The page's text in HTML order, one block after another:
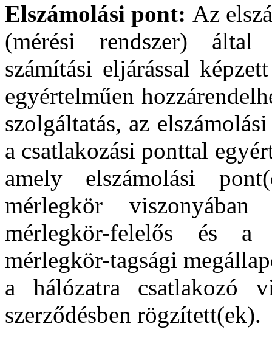
Elszámolási pont: Az
(mérési rendszer) által
számítási eljárással
egyértelműen
szolgáltatás, az
a csatlakozási ponttal
amely elszámolási
mérlegkör viszonyában
mérlegkör-felelős és a
mérlegkör-tagsági
a hálózatra csatlakozó
szerződésben rögzített(ek).